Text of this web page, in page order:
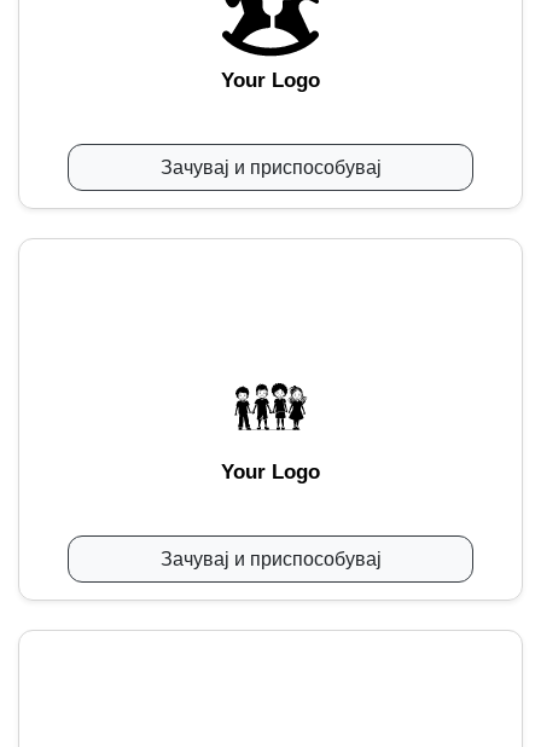
Your Logo
Зачувај и приспособувај
Your Logo
Зачувај и приспособувај